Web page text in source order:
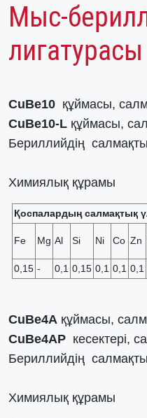
Мыс-
лигатурасы
CuBe10 құймасы,
CuBe10-L құймасы,
Бериллийдің
Химиялық құрамы
Қоспалардың салмақтық
Fe Mg Al Si Ni Со Zn
0,15 - 0,1 0,15 0,1 0,1 0,1
CuBe4А құймасы,
CuBe4АP кесектері,
Бериллийдің
Химиялық құрамы